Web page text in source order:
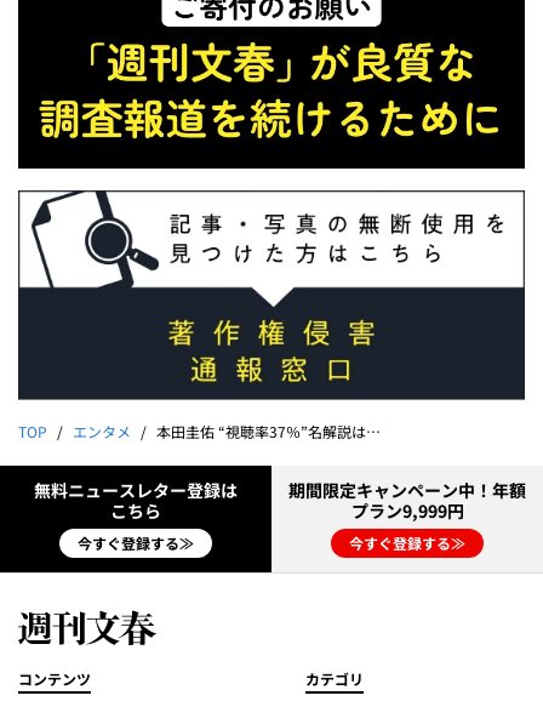
TOP エンタメ 本田圭佑 “視聴率37％”名解説はスナックで生まれた!?「スナック事業にイケイケドンドン投資」「カラオケの“十八番”は楽園ベイベーと…」
無料ニュースレター登録は
こちら
今すぐ登録する≫
期間限定キャンペーン中！年額
プラン9,999円
今すぐ登録する≫
コンテンツ カテゴリ